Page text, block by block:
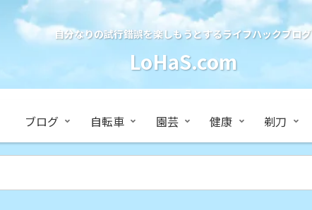
自分なりの試行錯誤を楽しもうとするライフハックブログ
LoHaS.com
ブログ 自転車 園芸 健康 剃刀